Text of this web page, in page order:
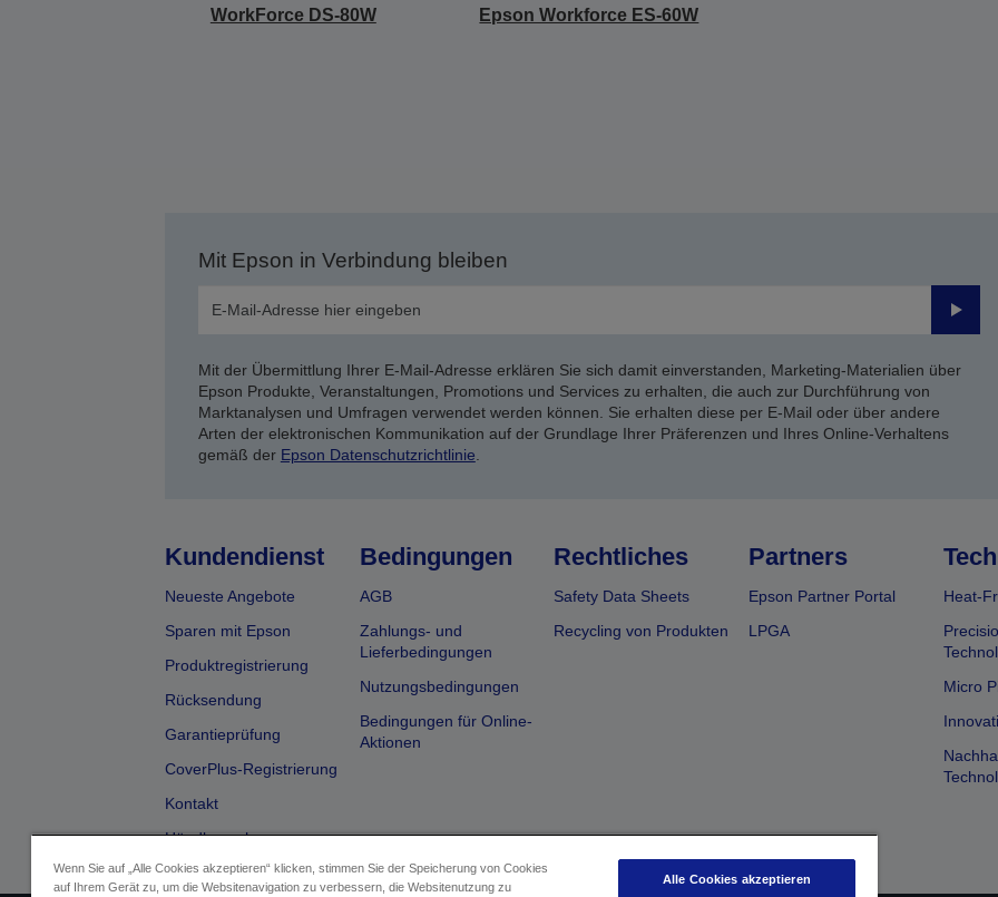
WorkForce DS-80W Epson Workforce ES-60W
Mit Epson in Verbindung bleiben
Mit der Übermittlung Ihrer E-Mail-Adresse erklären Sie sich damit einverstanden, Marketing-Materialien über
Epson Produkte, Veranstaltungen, Promotions und Services zu erhalten, die auch zur Durchführung von
Marktanalysen und Umfragen verwendet werden können. Sie erhalten diese per E-Mail oder über andere
Arten der elektronischen Kommunikation auf der Grundlage Ihrer Präferenzen und Ihres Online-Verhaltens
gemäß der Epson Datenschutzrichtlinie
Kundendienst
Neueste Angebote
Sparen mit Epson
Produktregistrierung
Rücksendung
Garantieprüfung
CoverPlus-Registrierung
Kontakt
Händlersuche
Bedingungen
AGB
Zahlungs- und
Lieferbedingungen
Nutzungsbedingungen
Bedingungen für Online-
Aktionen
Rechtliches
Safety Data Sheets
Recycling von Produkten
Partners
Epson Partner Portal
LPGA
Heat-
Micro
Wenn Sie auf „Alle Cookies akzeptieren“ klicken, stimmen Sie der Speicherung von Cookies
auf Ihrem Gerät zu, um die Websitenavigation zu verbessern, die Websitenutzung zu
Alle Cookies akzeptieren